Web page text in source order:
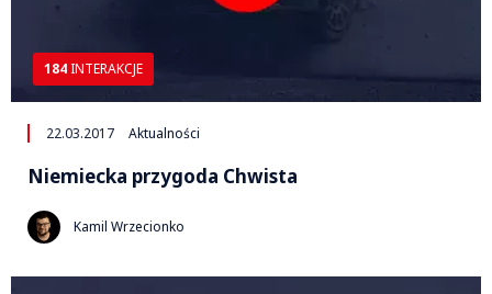
184 INTERAKCJE
22.03.2017 Aktualności
Niemiecka przygoda Chwista
Kamil Wrzecionko